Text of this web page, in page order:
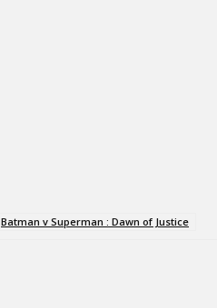
Batman v Superman : Dawn of Justice